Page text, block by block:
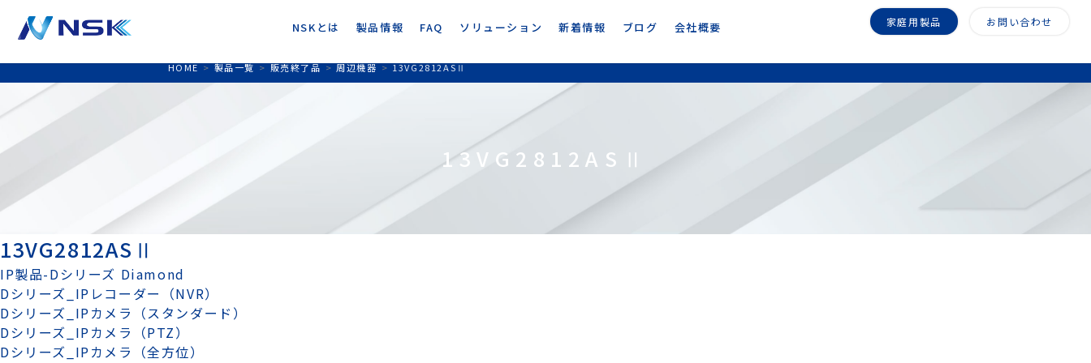
NSKとは 製品情報 FAQ ソリューション 新着情報 ブログ 会社概要 家庭用製品 お問い合わせ
HOME > 製品一覧 > 販売終了品 > 周辺機器 > 13VG2812ASⅡ
13VG2812ASⅡ
13VG2812ASⅡ
IP製品-Dシリーズ Diamond
Dシリーズ_IPレコーダー（NVR）
Dシリーズ_IPカメラ（スタンダード）
Dシリーズ_IPカメラ（PTZ）
Dシリーズ_IPカメラ（全方位）